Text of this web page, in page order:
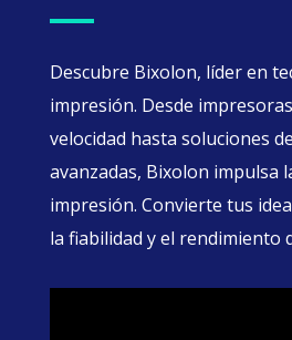
Descubre Bixolon, líder en
impresión. Desde
velocidad hasta soluciones
avanzadas, Bixolon impulsa
impresión. Convierte tus
la fiabilidad y el rendimiento